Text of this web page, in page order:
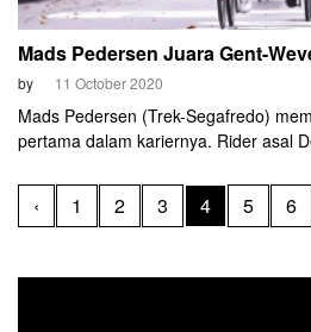
Mads Pedersen Juara Gent-
by 11 October 2020
Mads Pedersen (Trek-Segafredo)
pertama dalam kariernya. Rider asal
Trentin (CCC), dan Alberto Bettiol (EF
sprint untuk menjuarai Gent-
‹ 1 2 3 4 5 6